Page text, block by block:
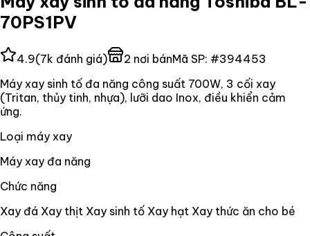
70PS1PV
4.9(7k đánh giá) 2 nơi bánMã SP: #394453
Máy xay sinh tố đa năng công suất 700W, 3 cối xay
(Tritan, thủy tinh, nhựa), lưỡi dao Inox, điều khiển cảm
ứng.
Loại máy xay
Máy xay đa năng
Chức năng
Xay đá Xay thịt Xay sinh tố Xay hạt Xay thức ăn cho bé